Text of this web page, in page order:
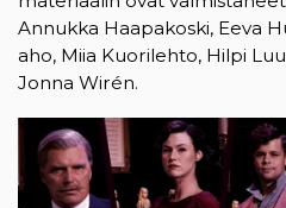
Annukka Haapakoski, Eeva
aho, Miia Kuorilehto, Hilpi
Jonna Wirén.